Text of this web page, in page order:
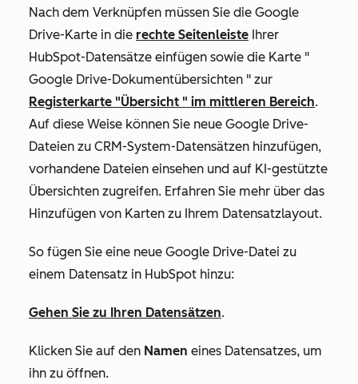
Nach dem Verknüpfen müssen Sie die Google
Drive-Karte in die rechte Seitenleiste Ihrer
HubSpot-Datensätze einfügen sowie die Karte "
Google Drive-Dokumentübersichten " zur
Registerkarte "Übersicht " im mittleren Bereich.
Auf diese Weise können Sie neue Google Drive-
Dateien zu CRM-System-Datensätzen hinzufügen,
vorhandene Dateien einsehen und auf KI-gestützte
Übersichten zugreifen. Erfahren Sie mehr über das
Hinzufügen von Karten zu Ihrem Datensatzlayout.
So fügen Sie eine neue Google Drive-Datei zu
einem Datensatz in HubSpot hinzu:
Gehen Sie zu Ihren Datensätzen.
Klicken Sie auf den Namen eines Datensatzes, um
ihn zu öffnen.